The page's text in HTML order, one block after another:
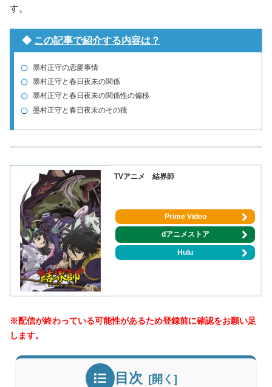
す。
◆ この記事で紹介する内容は？
墨村正守の恋愛事情
墨村正守と春日夜未の関係
墨村正守と春日夜未の関係性の偏移
墨村正守と春日夜未のその後
TVアニメ 結界師
Prime Video
dアニメストア
Hulu
※配信が終わっている可能性があるため登録前に確認をお願い足
します。
目次